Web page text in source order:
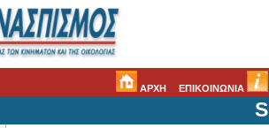
ΑΡΧΗ ΕΠΙΚΟΙΝΩΝΙΑ